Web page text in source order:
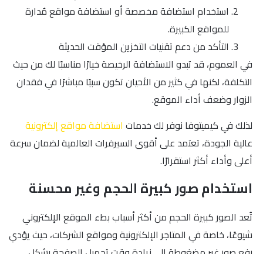
استخدام استضافة مخصصة أو استضافة مواقع مٌدارة
للمواقع الكبيرة.
التأكد من دعم تقنيات التخزين المؤقت الحديثة
في العموم، قد تبدو الاستضافة الرخيصة خيارًا مناسبًا لك من حيث
التكلفة، لكنها في كثير من الأحيان تكون سببًا مباشرًا في فقدان
الزوار وضعف أداء الموقع.
لذلك في كيميتوفا نوفر لك خدمات استضافة مواقع إلكترونية
عالية الجودة، تعتمد على أقوى السيرفرات العالمية لضمان سرعة
أعلى وأداء أكثر استقرارًا.
استخدام صور كبيرة الحجم وغير محسنة
تُعد الصور كبيرة الحجم من أكثر أسباب بطء الموقع الإلكتروني
شيوعًا، خاصة في المتاجر الإلكترونية ومواقع الشركات، حيث يؤدي